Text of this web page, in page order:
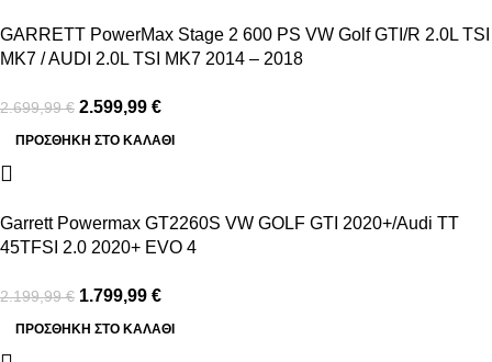
GARRETT PowerMax Stage 2 600 PS VW Golf GTI/R 2.0L TSI
MK7 / AUDI 2.0L TSI MK7 2014 – 2018
2.699,99€ 2.599,99 €
ΠΡΟΣΘΉΚΗ ΣΤΟ ΚΑΛΆΘΙ
Garrett Powermax GT2260S VW GOLF GTI 2020+/Audi TT
45TFSI 2.0 2020+ EVO 4
2.199,99€ 1.799,99 €
ΠΡΟΣΘΉΚΗ ΣΤΟ ΚΑΛΆΘΙ